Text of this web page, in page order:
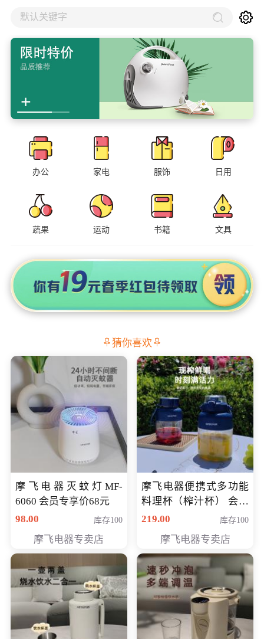
默认关键字
办公 家电 服饰 日用
蔬果 运动 书籍 文具
猜你喜欢
摩飞电器灭蚊灯MF-
6060 会员专享价68元
98.00
库存100
摩飞电器专卖店
摩飞电器便携式多功能
料理杯（榨汁杯） 会员
专享价118元
219.00 库存100
摩飞电器专卖店